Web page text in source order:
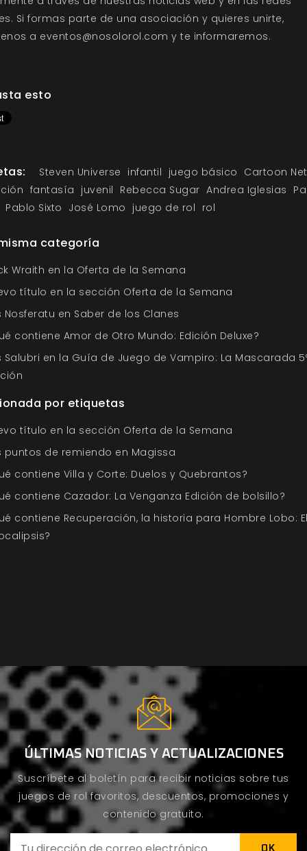
Si formas parte de una asociación y quieres unirte,
a eventos@nosolorol.com y te informaremos.
esto
Steven Universe infantil juego básico Cartoon
fantasía juvenil Rebecca Sugar Andrea Iglesias
Pablo Sixto José Lomo juego de rol rol
categoría
Wraith en la Oferta de la Semana
título en la sección Oferta de la Semana
Nosferatu en Saber de los Clanes
contiene Amor de Otro Mundo: Edición Deluxe?
Salubri en la Guía de Juego de Vampiro: La Mascarada
por etiquetas
título en la sección Oferta de la Semana
puntos de remiendo en Magissa
contiene Villa y Corte: Duelos y Quebrantos?
contiene Cazador: La Venganza Edición de bolsillo?
contiene Recuperación, la historia para Hombre Lobo:
ÚLTIMAS NOTICIAS Y ACTUALIZACIONES
Suscríbete al boletín para recibir noticias sobre tus
juegos de rol favoritos, descuentos, promociones y
contenido gratuito.